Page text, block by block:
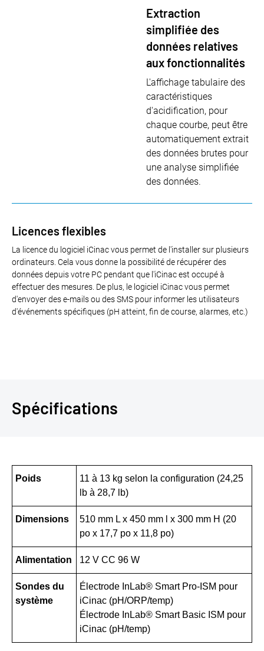
Extraction
simplifiée des
données relatives
aux fonctionnalités
L'affichage tabulaire des
caractéristiques
d'acidification, pour
chaque courbe, peut être
automatiquement extrait
des données brutes pour
une analyse simplifiée
des données.
Licences flexibles
La licence du logiciel iCinac vous permet de l'installer sur plusieurs
ordinateurs. Cela vous donne la possibilité de récupérer des
données depuis votre PC pendant que l'iCinac est occupé à
effectuer des mesures. De plus, le logiciel iCinac vous permet
d'envoyer des e-mails ou des SMS pour informer les utilisateurs
d'événements spécifiques (pH atteint, fin de course, alarmes, etc.)
Spécifications
Poids
11 à 13 kg selon la configuration (24,25
lb à 28,7 lb)
Dimensions
510 mm L x 450 mm l x 300 mm H (20
po x 17,7 po x 11,8 po)
Alimentation 12 V CC 96 W
Sondes du
système
Électrode InLab® Smart Pro-ISM pour
iCinac (pH/ORP/temp)
Électrode InLab® Smart Basic ISM pour
iCinac (pH/temp)